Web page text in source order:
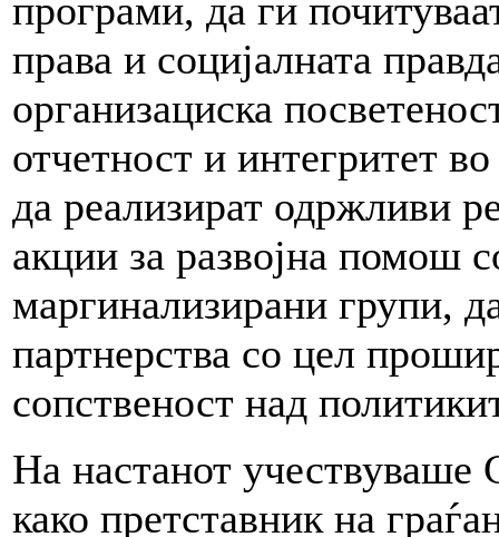
програми, да ги
права и социјалната
организациска
отчетност и интегритет
да реализират одржливи
акции за развојна помош
маргинализирани групи,
партнерства со цел
сопственост над
На настанот
како претставник на